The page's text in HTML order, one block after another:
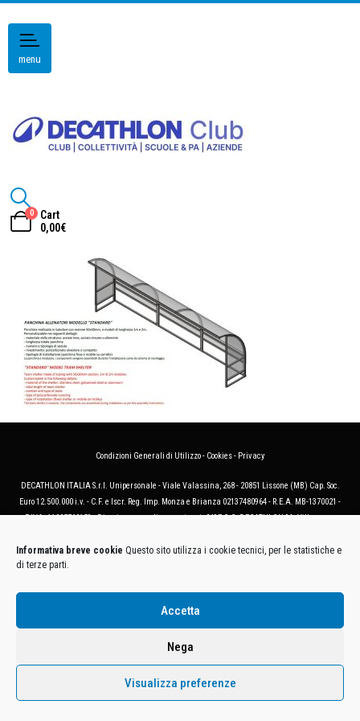
Informativa breve cookie Questo sito utilizza i cookie tecnici, per le statistiche e
di terze parti.
Accetta
Nega
Visualizza preferenze
menu
0
Cart
0,00€
Condizioni Generali di Utilizzo- Cookies- Privacy
DECATHLON ITALIA S.r.l. Unipersonale - Viale Valassina, 268 - 20851 Lissone (MB) Cap. Soc.
Euro 12.500.000 i.v. - C.F. e Iscr. Reg. Imp. Monza e Brianza 02137480964 - R.E.A. MB-1370021 -
P.IVA. 11005760159 - Direzione e coordinamento art. 2497 C.C. DECATHLON SA, Villeneuve